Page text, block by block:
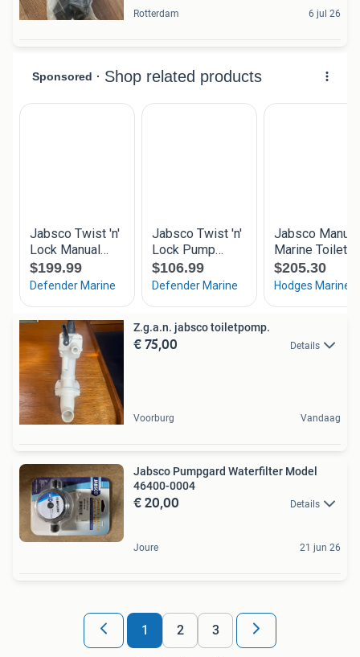
Rotterdam 6 jul 26
Z.g.a.n. jabsco toiletpomp.
€ 75,00 Details
Voorburg Vandaag
Jabsco Pumpgard Waterfilter Model
46400-0004
€ 20,00 Details
Joure 21 jun 26
1 2 3